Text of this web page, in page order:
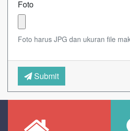
Foto
Foto harus JPG dan ukuran file
Submit